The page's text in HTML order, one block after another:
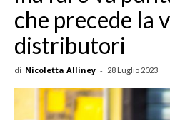
che precede la
distributori
di Nicoletta Alliney - 28 Luglio 2023